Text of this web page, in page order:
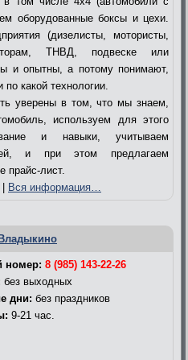
оборудованные боксы и цехи.
(дизелисты, мотористы,
ТНВД, подвеске или
и опытны, а потому понимают,
какой технологии.
уверены в том, что мы знаем,
используем для этого
и навыки, учитываем
и при этом предлагаем
прайс-лист.
| Вся информация…
номер: 8 (985) 143-22-26
без выходных
дни: без праздников
9-21 час.